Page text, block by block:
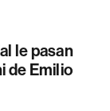
le pasan
de Emilio